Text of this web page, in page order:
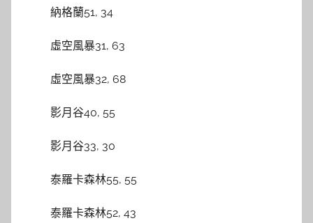
納格蘭51, 34
虛空風暴31, 63
虛空風暴32, 68
影月谷40, 55
影月谷33, 30
泰羅卡森林55, 55
泰羅卡森林52, 43